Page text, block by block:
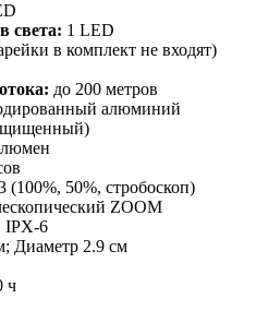
света: 1 LED
в комплект не входят)
до 200 метров
алюминий
(100%, 50%, стробоскоп)
ZOOM
IPX-6
Диаметр 2.9 см
ч